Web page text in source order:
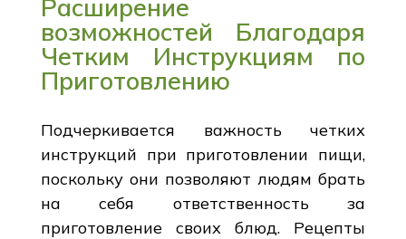
Расширение
возможностей Благодаря
Четким Инструкциям по
Приготовлению
Подчеркивается важность четких
инструкций при приготовлении пищи,
поскольку они позволяют людям брать
на себя ответственность за
приготовление своих блюд. Рецепты